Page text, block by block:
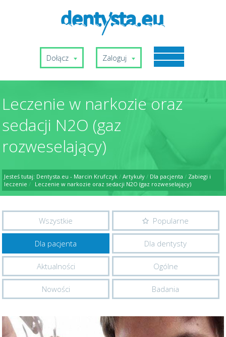
Dołącz Zaloguj
Leczenie w narkozie oraz
sedacji N2O (gaz
rozweselający)
Jesteś tutaj: Dentysta.eu - Marcin Krufczyk / Artykuły / Dla pacjenta / Zabiegi i
leczenie / Leczenie w narkozie oraz sedacji N2O (gaz rozweselający)
Wszystkie Popularne
Dla pacjenta Dla dentysty
Aktualności Ogólne
Nowości Badania